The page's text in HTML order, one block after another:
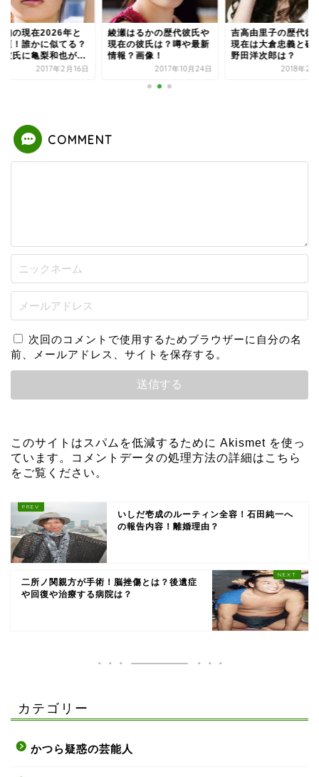
絢の現在2026年と
頃！誰かに似てる？
彼氏に亀梨和也が...
2017年2月16日
綾瀬はるかの歴代彼氏や
現在の彼氏は？噂や最新
情報？画像！
2017年10月24日
吉高由里子の歴代彼
現在は大倉忠義と破
野田洋次郎は？
2018年2
COMMENT
次回のコメントで使用するためブラウザーに自分の名
前、メールアドレス、サイトを保存する。
このサイトはスパムを低減するために Akismet を使っ
ています。
コメントデータの処理方法の詳細はこちら
をご覧ください 。
いしだ壱成のルーティン全容！石田純一へ
の報告内容！離婚理由？
二所ノ関親方が手術！脳挫傷とは？後遺症
や回復や治療する病院は？
カテゴリー
かつら疑惑の芸能人